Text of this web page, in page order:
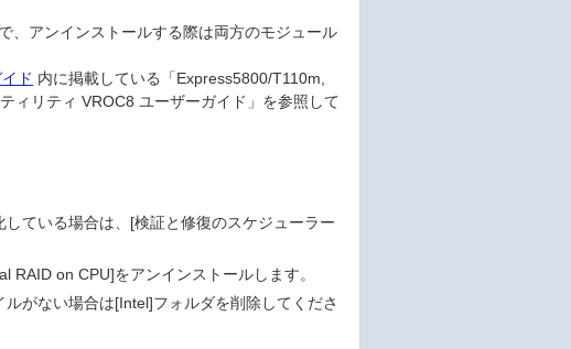
、アンインストールする際は両方のモジュール
ド 内に掲載している「Express5800/T110m,
ィリティ VROC8 ユーザーガイド」を参照して
ている場合は、[検証と修復のスケジューラー
RAID on CPU]をアンインストールします。
がない場合は[Intel]フォルダを削除してくださ